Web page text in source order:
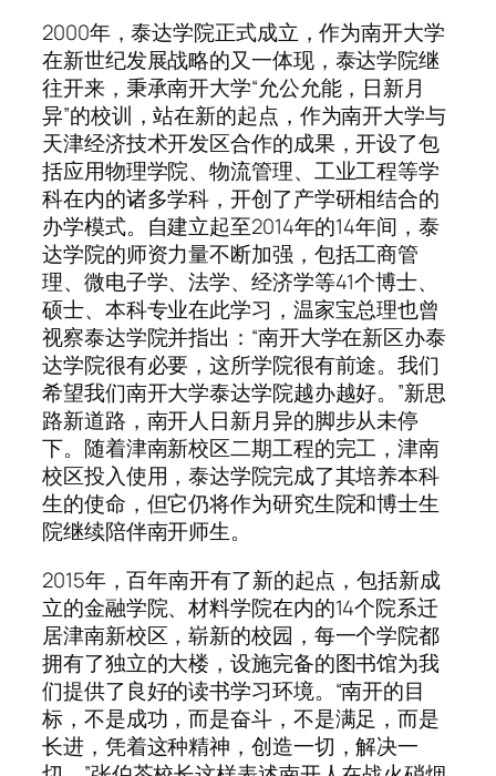
2000年，泰达学院正式成立，作为南开大学
在新世纪发展战略的又一体现，泰达学院继
往开来，秉承南开大学“允公允能，日新月
异”的校训，站在新的起点，作为南开大学与
天津经济技术开发区合作的成果，开设了包
括应用物理学院、物流管理、工业工程等学
科在内的诸多学科，开创了产学研相结合的
办学模式。自建立起至2014年的14年间，泰
达学院的师资力量不断加强，包括工商管
理、微电子学、法学、经济学等41个博士、
硕士、本科专业在此学习，温家宝总理也曾
视察泰达学院并指出：“南开大学在新区办泰
达学院很有必要，这所学院很有前途。我们
希望我们南开大学泰达学院越办越好。”新思
路新道路，南开人日新月异的脚步从未停
下。随着津南新校区二期工程的完工，津南
校区投入使用，泰达学院完成了其培养本科
生的使命，但它仍将作为研究生院和博士生
院继续陪伴南开师生。
2015年，百年南开有了新的起点，包括新成
立的金融学院、材料学院在内的14个院系迁
居津南新校区，崭新的校园，每一个学院都
拥有了独立的大楼，设施完备的图书馆为我
们提供了良好的读书学习环境。“南开的目
标，不是成功，而是奋斗，不是满足，而是
长进，凭着这种精神，创造一切，解决一